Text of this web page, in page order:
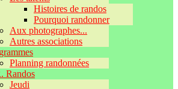
Histoires de randos
Pourquoi randonner
Aux photographes...
Autres associations
Planning randonnées
Randos
Jeudi